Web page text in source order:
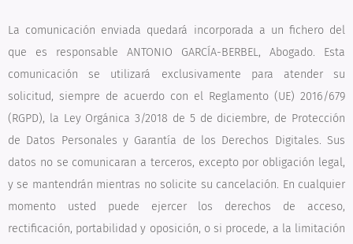
La comunicación enviada quedará incorporada a un fichero del
que es responsable ANTONIO GARCÍA-BERBEL, Abogado. Esta
comunicación se utilizará exclusivamente para atender su
solicitud, siempre de acuerdo con el Reglamento (UE) 2016/679
(RGPD), la Ley Orgánica 3/2018 de 5 de diciembre, de Protección
de Datos Personales y Garantía de los Derechos Digitales. Sus
datos no se comunicaran a terceros, excepto por obligación legal,
y se mantendrán mientras no solicite su cancelación. En cualquier
momento usted puede ejercer los derechos de acceso,
rectificación, portabilidad y oposición, o si procede, a la limitación